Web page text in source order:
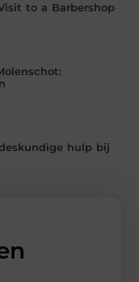
to a Barbershop
hulp bij